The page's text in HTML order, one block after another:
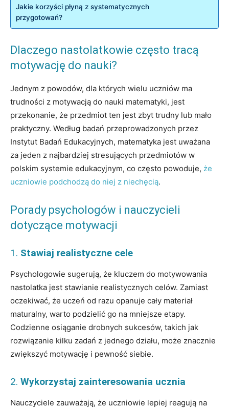
Jakie korzyści płyną z systematycznych
przygotowań?
Dlaczego nastolatkowie często tracą
motywację do nauki?
Jednym z powodów, dla których wielu uczniów ma
trudności z motywacją do nauki matematyki, jest
przekonanie, że przedmiot ten jest zbyt trudny lub mało
praktyczny. Według badań przeprowadzonych przez
Instytut Badań Edukacyjnych, matematyka jest uważana
za jeden z najbardziej stresujących przedmiotów w
polskim systemie edukacyjnym, co często powoduje, że
uczniowie podchodzą do niej z niechęcią.
Porady psychologów i nauczycieli
dotyczące motywacji
1. Stawiaj realistyczne cele
Psychologowie sugerują, że kluczem do motywowania
nastolatka jest stawianie realistycznych celów. Zamiast
oczekiwać, że uczeń od razu opanuje cały materiał
maturalny, warto podzielić go na mniejsze etapy.
Codzienne osiąganie drobnych sukcesów, takich jak
rozwiązanie kilku zadań z jednego działu, może znacznie
zwiększyć motywację i pewność siebie.
2. Wykorzystaj zainteresowania ucznia
Nauczyciele zauważają, że uczniowie lepiej reagują na